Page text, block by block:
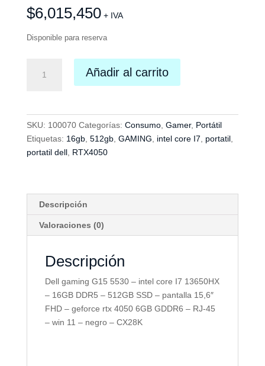
$6,015,450 + IVA
Disponible para reserva
gaming
Añadir al carrito
SKU: 100070 Categorías: Consumo, Gamer, Portátil
Etiquetas: 16gb, 512gb, GAMING, intel core I7, portatil,
portatil dell, RTX4050
Descripción
Valoraciones (0)
Descripción
Dell gaming G15 5530 – intel core I7 13650HX
– 16GB DDR5 – 512GB SSD – pantalla 15,6″
FHD – geforce rtx 4050 6GB GDDR6 – RJ-45
– win 11 – negro – CX28K